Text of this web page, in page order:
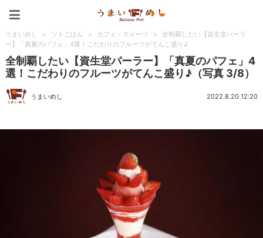
うまいめし > ソトごはん > カフェ・スイーツ >
全制覇したい【資生堂パーラ
ー】「真夏のパフェ」4選！こだわりのフルーツがてんこ盛り♪
全制覇したい【資生堂パーラー】「真夏のパフェ」4
選！こだわりのフルーツがてんこ盛り♪（写真 3/8）
うまいめし 2022.8.20 12:20